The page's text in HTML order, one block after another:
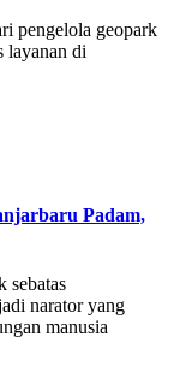
pengelola geopark
layanan di
Padam,
sebatas
narator yang
manusia